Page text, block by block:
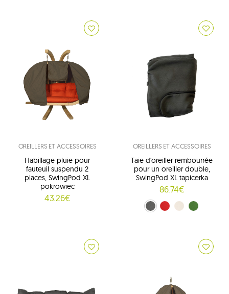
OREILLERS ET ACCESSOIRES
Habillage pluie pour
fauteuil suspendu 2
places, SwingPod XL
pokrowiec
43.26€
OREILLERS ET ACCESSOIRES
Taie d'oreiller rembourrée
pour un oreiller double,
SwingPod XL tapicerka
86.74€
grafitowy (01)
rouge (02)crème (03)zielony (04)